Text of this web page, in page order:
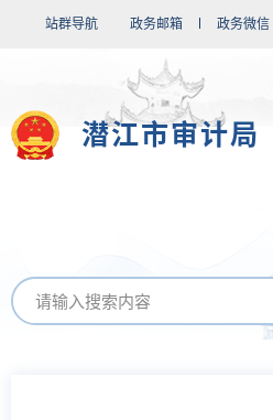
站群导航 政务邮箱 政务微信
潜江市审计局